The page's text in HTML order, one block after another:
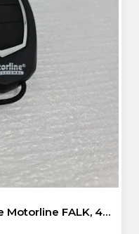
Motorline FALK, 4